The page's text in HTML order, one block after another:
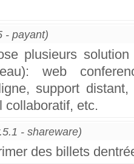
- payant)
plusieurs
web
support
collaboratif, etc.
- shareware)
des billets